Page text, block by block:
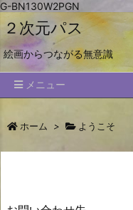
G-BN130W2PGN
２次元パス
絵画からつながる無意識
メニュー
ホーム > ようこそ